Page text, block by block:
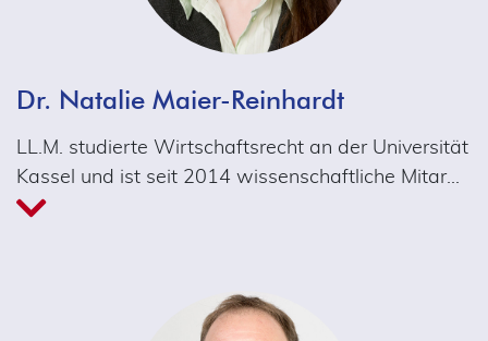
Dr. Natalie Maier-Reinhardt
LL.M. studierte Wirtschaftsrecht an der Universität
Kassel und ist seit 2014 wissenschaftliche Mitar…